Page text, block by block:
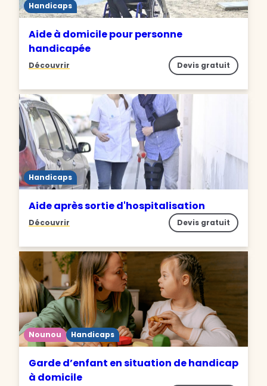
Handicaps
Aide à domicile pour personne
handicapée
Découvrir Devis gratuit
Handicaps
Aide après sortie d'hospitalisation
Découvrir Devis gratuit
Nounou Handicaps
Garde d’enfant en situation de handicap
à domicile